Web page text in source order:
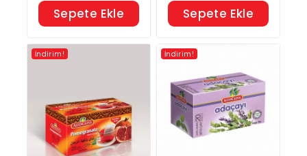
Sepete Ekle Sepete Ekle
İndirim! İndirim!